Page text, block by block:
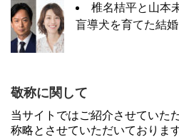
椎名桔平と山本
盲導犬を育てた結
敬称に関して
当サイトではご紹介させていた
称略とさせていただいておりま